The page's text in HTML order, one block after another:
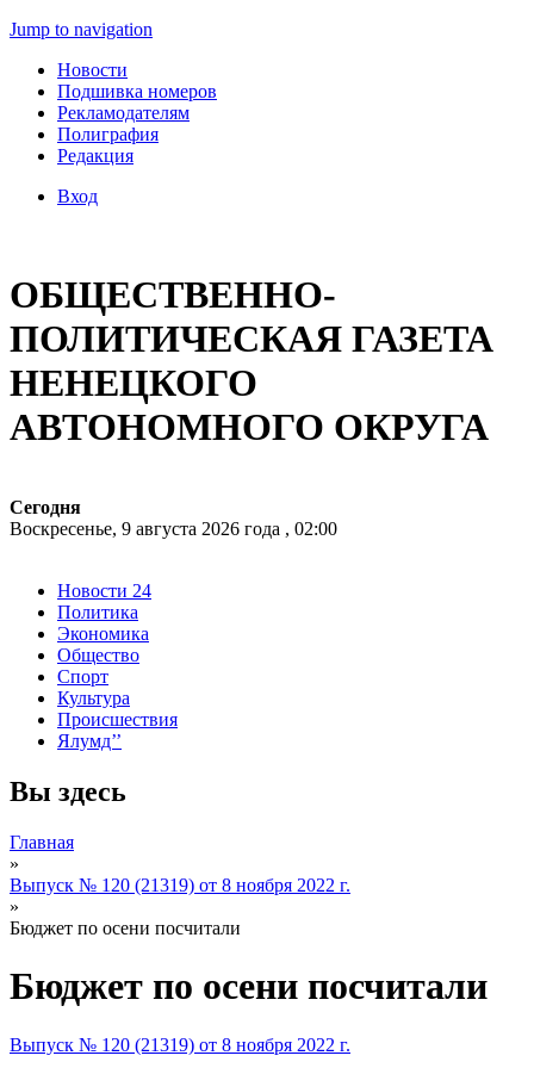
Jump to navigation
Новости
Подшивка номеров
Рекламодателям
Полиграфия
Редакция
Вход
ОБЩЕСТВЕННО-
ПОЛИТИЧЕСКАЯ ГАЗЕТА
НЕНЕЦКОГО
АВТОНОМНОГО ОКРУГА
Сегодня
Воскресенье, 9 августа 2026 года , 02:00
Новости 24
Политика
Экономика
Общество
Спорт
Культура
Происшествия
Ялумд’’
Вы здесь
Главная
»
Выпуск № 120 (21319) от 8 ноября 2022 г.
»
Бюджет по осени посчитали
Бюджет по осени посчитали
Выпуск № 120 (21319) от 8 ноября 2022 г.